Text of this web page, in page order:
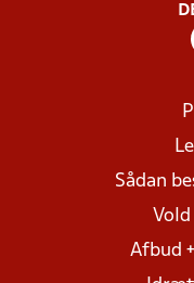
Sådan
Afbud